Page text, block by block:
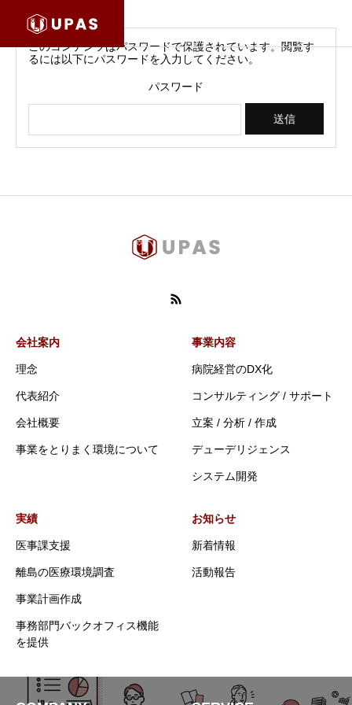
このコンテンツはパスワードで保護されています。閲覧す
るには以下にパスワードを入力してください。
パスワード
会社案内
理念
代表紹介
会社概要
事業をとりまく環境について
事業内容
病院経営のDX化
コンサルティング / サポート
立案 / 分析 / 作成
デューデリジェンス
システム開発
実績
医事課支援
離島の医療環境調査
事業計画作成
事務部門バックオフィス機能
を提供
お知らせ
新着情報
活動報告